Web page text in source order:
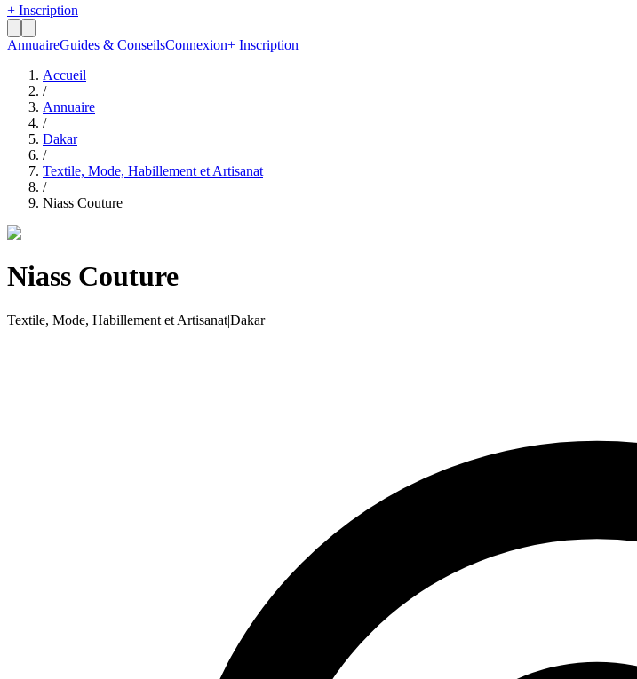
+ Inscription
AnnuaireGuides & ConseilsConnexion+ Inscription
Accueil
/
Annuaire
/
Dakar
/
Textile, Mode, Habillement et Artisanat
/
Niass Couture
Niass Couture
Textile, Mode, Habillement et Artisanat|Dakar